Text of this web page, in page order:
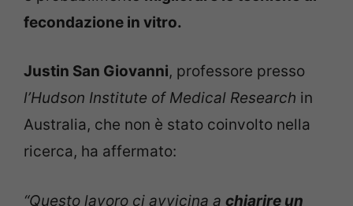
fecondazione in vitro.
Justin San Giovanni, professore presso
l’Hudson Institute of Medical Research in
Australia, che non è stato coinvolto nella
ricerca, ha affermato:
“Questo lavoro ci avvicina a chiarire un